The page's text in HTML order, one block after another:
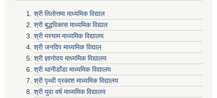
श्री तिलाेत्तमा माध्यमिक विद्याल
श्री बुद्धविकास माध्यमिक विद्याल
श्री मस्याम माध्यमिक विद्यालय
श्री जनदिप माध्यमिक विद्याल
श्री ज्ञानोदय माध्यमिक विद्यालय
श्री थानीडाँडा माध्यमिक विद्यालय
श्री पृथ्वी प्रकाश माध्यमिक विद्यालय
श्री युवा वर्ष माध्यमिक विद्यालय